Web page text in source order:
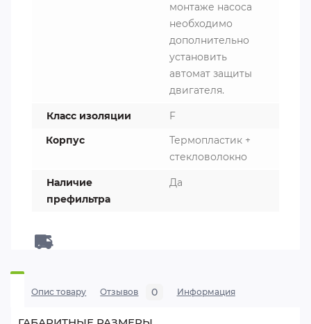
монтаже насоса
необходимо
дополнительно
установить
автомат защиты
двигателя.
Класс изоляции
F
Корпус
Термопластик +
стекловолокно
Наличие
префильтра
Да
Опис товару Отзывов 0 Информация